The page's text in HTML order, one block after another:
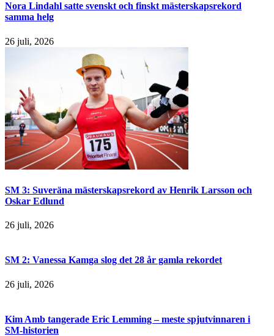
Nora Lindahl satte svenskt och finskt mästerskapsrekord
samma helg
26 juli, 2026
SM 3: Suveräna mästerskapsrekord av Henrik Larsson och
Oskar Edlund
26 juli, 2026
SM 2: Vanessa Kamga slog det 28 år gamla rekordet
26 juli, 2026
Kim Amb tangerade Eric Lemming – meste spjutvinnaren i
SM-historien